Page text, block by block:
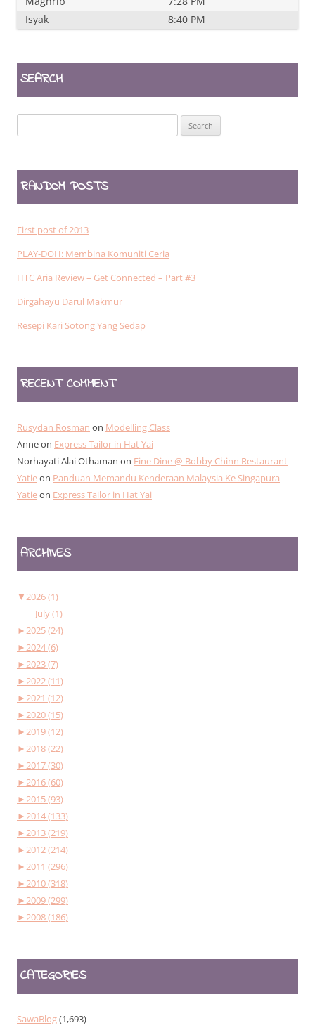
Isyak
8:40 PM
SEARCH
for:
RANDOM POSTS
First post of 2013
PLAY-DOH: Membina Komuniti Ceria
HTC Aria Review – Get Connected – Part #3
Dirgahayu Darul Makmur
Resepi Kari Sotong Yang Sedap
RECENT COMMENT
Rusydan Rosman on Modelling Class
Anneon Express Tailor in Hat Yai
Norhayati Alai Othaman on Fine Dine @ Bobby Chinn Restaurant
Yatieon Panduan Memandu Kenderaan Malaysia Ke Singapura
Yatieon Express Tailor in Hat Yai
ARCHIVES
▼2026 (1)
July (1)
►2025 (24)
►2024 (6)
►2023 (7)
►2022 (11)
►2021 (12)
►2020 (15)
►2019 (12)
►2018 (22)
►2017 (30)
►2016 (60)
►2015 (93)
►2014 (133)
►2013 (219)
►2012 (214)
►2011 (296)
►2010 (318)
►2009 (299)
►2008 (186)
CATEGORIES
SawaBlog(1,693)